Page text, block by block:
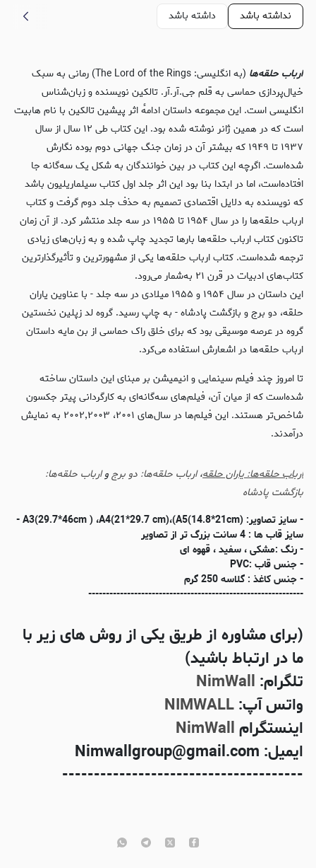
نداشته باشد داشته باشد
ارباب حلقه‌ها
(به انگلیسی: The Lord of the Rings) رمانی به سبک
خیال‌پردازی حماسی به قلم جی.آر.آر. تالکین نویسنده و زبان‌شناس
انگلیسی است. این مجموعه داستان ادامهٔ اثر پیشین تالکین با نام هابیت
است که در همین ژانر نوشته شده بود. این کتاب طی ۱۲ سال از سال
۱۹۳۷ تا ۱۹۴۹ که بیشتر آن در زمان جنگ جهانی دوم بوده نگارش
شده‌است. اگرچه این کتاب در بین خوانندگان به شکل یک سه‌گانه جا
افتاده‌است، اما در ابتدا بنا بود این اثر جلد اول کتاب سیلماریلیون باشد
که نویسنده به دلایل اقتصادی تصمیم به حذف جلد دوم گرفت و کتاب
ارباب حلقه‌ها را در سال ۱۹۵۴ تا ۱۹۵۵ در سه جلد منتشر کرد. از آن زمان
تاکنون کتاب ارباب حلقه‌ها بارها تجدید چاپ شده و به زبان‌های زیادی
ترجمه شده‌است. کتاب ارباب حلقه‌ها یکی از مشهورترین و تأثیرگذارترین
کتاب‌های ادبیات در قرن ۲۱ به‌شمار می‌رود.
این داستان در سال ۱۹۵۴ و ۱۹۵۵ میلادی در سه جلد - با عناوین یاران
حلقه، دو برج و بازگشت پادشاه - به چاپ رسید. گروه لد زپلین نخستین
گروه در عرصه موسیقی بود که برای خلق راک حماسی از بن مایه داستان
ارباب حلقه‌ها در اشعارش استفاده می‌کرد.
تا امروز چند فیلم سینمایی و انیمیشن بر مبنای این داستان ساخته
شده‌است که از میان آن، فیلم‌های سه‌گانه‌ای به کارگردانی پیتر جکسون
شاخص‌تر هستند. این فیلم‌ها در سال‌های ۲۰۰۱، ۲۰۰۲٬۲۰۰۳ به نمایش
درآمدند.
ارباب حلقه‌ها: یاران حلقه، ارباب حلقه‌ها: دو برجوارباب حلقه‌ها:
بازگشت پادشاه
- سایز تصاویر: (A3(29.7*46cm ) ،A4(21*29.7 cm)،(A5(14.8*21cm -
سایز قاب ها : 4 سانت بزرگ تر از تصاویر
- رنگ :مشکی ، سفید ، قهوه ای
- جنس قاب :PVC
- جنس کاغذ : گلاسه 250 گرم
-------------------------------------------------------------
(برای مشاوره از طریق یکی از روش های زیر با
ما در ارتباط باشید)
تلگرام: NimWall
واتس آپ:NIMWALL
اینستگرامNimWall
ایمیل: Nimwallgroup@gmail.com
--------------------------------------